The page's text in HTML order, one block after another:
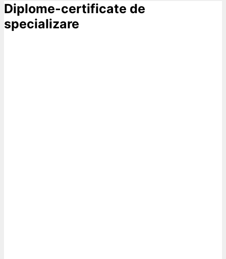
Diplome-certificate de
specializare